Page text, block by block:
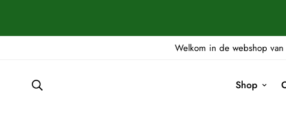
Welkom in de webshop
Shop